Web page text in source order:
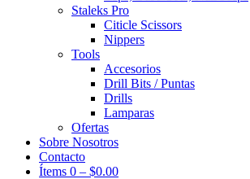
Staleks Pro
Citicle Scissors
Nippers
Tools
Accesorios
Drill Bits / Puntas
Drills
Lamparas
Ofertas
Sobre Nosotros
Contacto
Ítems 0 – $0.00